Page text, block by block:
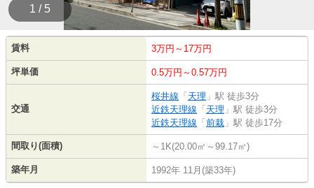
1 / 5
賃料 3万円～17万円
坪単価 0.5万円～0.57万円
交通
桜井線 「 天理 」駅 徒歩3分
近鉄天理線 「 天理 」駅 徒歩3分
近鉄天理線 「 前栽 」駅 徒歩17分
間取り(面積) ～1K(20.00㎡～99.17㎡)
築年月 1992年 11月(築33年)